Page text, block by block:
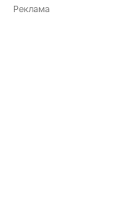
Реклама